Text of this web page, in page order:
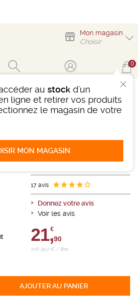
Mon magasin
Choisir
au stock d'un
ligne et retirer vos produits
le magasin de votre
MON MAGASIN
0
CHAMPAGNE
E.NICOLAS BRUT
Champagne AOC
17 avis
Donnez votre avis
Voir les avis
21,
€
90
soit 29,2 € / litre
AJOUTERAU PANIER